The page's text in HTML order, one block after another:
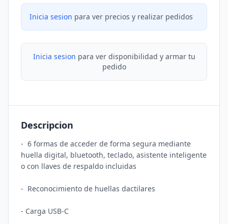
Inicia sesion para ver precios y realizar pedidos
Inicia sesion para ver disponibilidad y armar tu
pedido
Descripcion
-  6 formas de acceder de forma segura mediante
huella digital, bluetooth, teclado, asistente inteligente
o con llaves de respaldo incluidas
-  Reconocimiento de huellas dactilares
- Carga USB-C